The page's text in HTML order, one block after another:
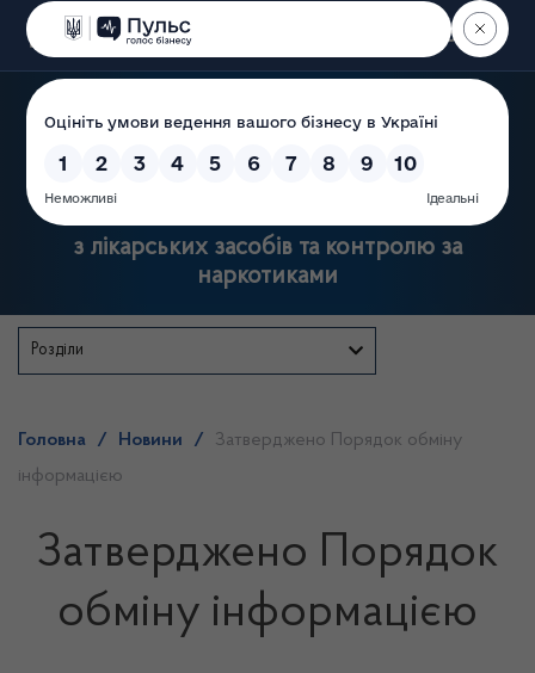
Пошук
Державна служба України
з лікарських засобів та контролю за
наркотиками
Розділи
Головна / Новини /
Затверджено Порядок обміну
інформацією
Затверджено Порядок
обміну інформацією